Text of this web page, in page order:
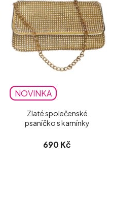
NOVINKA
Zlaté společenské
psaníčko s kamínky
690 Kč